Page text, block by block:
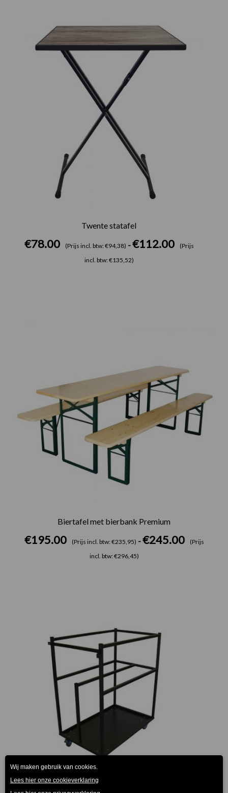
Twente statafel
€78.00 (Prijs incl. btw: €94,38) - €112.00
(Prijs
incl. btw: €135,52)
€78.00
€112.00
Biertafel met bierbank Premium
€195.00 (Prijs incl. btw: €235,95) - €245.00
(Prijs
incl. btw: €296,45)